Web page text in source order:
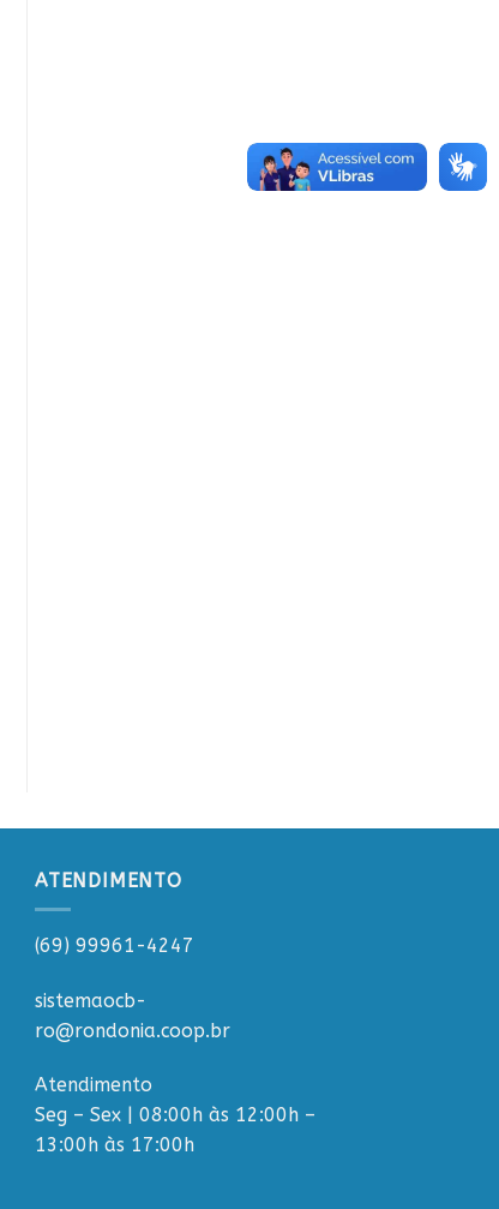
ATENDIMENTO
(69) 99961-4247
sistemaocb-
ro@rondonia.coop.br
Atendimento
Seg – Sex | 08:00h às 12:00h –
13:00h às 17:00h